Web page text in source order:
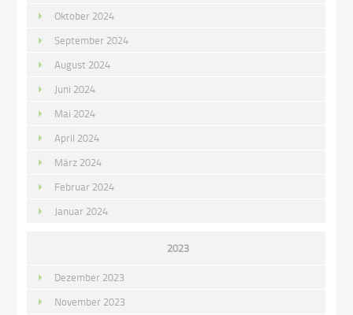
Oktober 2024
September 2024
August 2024
Juni 2024
Mai 2024
April 2024
März 2024
Februar 2024
Januar 2024
2023
Dezember 2023
November 2023